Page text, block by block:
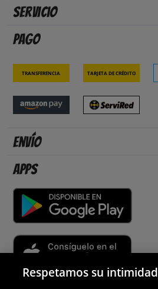
Servicio
Pago
Transferencia Tarjeta de crédito
Envío
Apps
Respetamos su intimidad